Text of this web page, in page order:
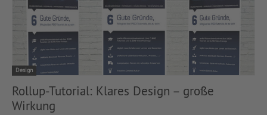
Design
Rollup-Tutorial: Klares Design – große
Wirkung